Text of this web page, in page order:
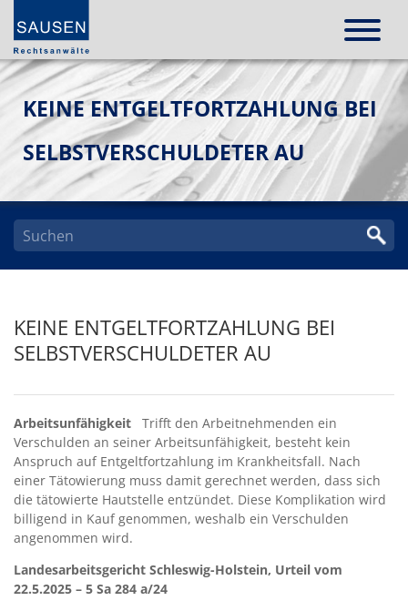
KEINE ENTGELTFORTZAHLUNG BEI
SELBSTVERSCHULDETER AU
KEINE ENTGELTFORTZAHLUNG BEI
SELBSTVERSCHULDETER AU
Arbeitsunfähigkeit Trifft den Arbeitnehmenden ein
Verschulden an seiner Arbeitsunfähigkeit, besteht kein
Anspruch auf Entgeltfortzahlung im Krankheitsfall. Nach
einer Tätowierung muss damit gerechnet werden, dass sich
die tätowierte Hautstelle entzündet. Diese Komplikation wird
billigend in Kauf genommen, weshalb ein Verschulden
angenommen wird.
Landesarbeitsgericht Schleswig-Holstein, Urteil vom
22.5.2025 – 5 Sa 284 a/24